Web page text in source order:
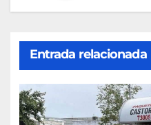
Entrada relacionada